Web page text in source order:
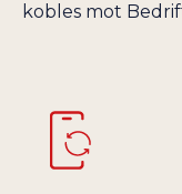
kobles mot